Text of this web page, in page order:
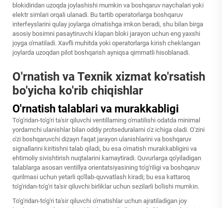
blokidiridan uzoqda joylashishi mumkin va boshqaruv naychalari yoki
elektr simlari orqali ulanadi. Bu tartib operatorlarga boshqaruv
interfeyslarini qulay joylarga o'rnatishga imkon beradi, shu bilan birga
asosiy bosimni pasaytiruvchi klapan bloki jarayon uchun eng yaxshi
joyga o'rnatiladi. Xavfli muhitda yoki operatorlarga kirish cheklangan
joylarda uzoqdan pilot boshqarish ayniqsa qimmatli hisoblanadi.
O'rnatish va Texnik xizmat ko'rsatish
bo'yicha ko'rib chiqishlar
O'rnatish talablari va murakkabligi
To'g'ridan-to'g'ri ta'sir qiluvchi ventillarning o'rnatilishi odatda minimal
yordamchi ulanishlar bilan oddiy protseduralarni o'z ichiga oladi. O'zini
o'zi boshqaruvchi dizayn faqat jarayon ulanishlarini va boshqaruv
signallarini kiritishni talab qiladi, bu esa o'rnatish murakkabligini va
ehtimoliy sivishtirish nuqtalarini kamaytiradi. Quvurlarga qo'yiladigan
talablarga asosan ventillya orientatsiyasining to'g'riligi va boshqaruv
qurilmasi uchun yetarli qo'llab-quvvatlash kiradi; bu esa kattaroq
to'g'ridan-to'g'ri ta'sir qiluvchi birliklar uchun sezilarli bo'lishi mumkin.
To'g'ridan-to'g'ri ta'sir qiluvchi o'rnatishlar uchun ajratiladigan joy